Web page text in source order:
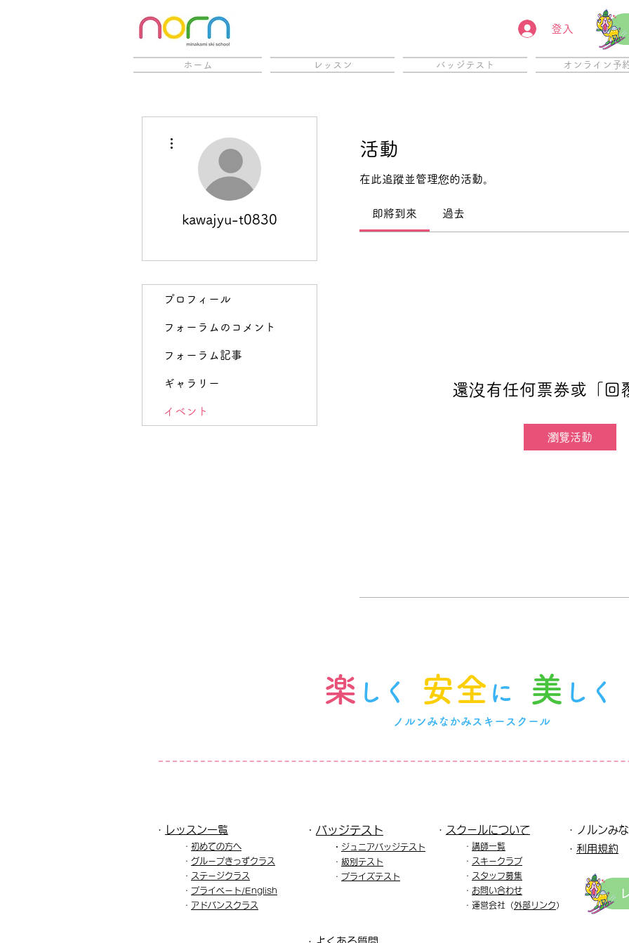
登入
ホーム レッスン バッジテスト オンライン予
活動
在此追蹤並管理您的活動。
即將到來 過去
還沒有任何票券或「回
瀏覽活動
kawajyu-t0830
プロフィール
フォーラムのコメント
フォーラム記事
ギャラリー
イベント
楽 しく 安全 に 美 しく
ノルンみなかみスキースクール
・ レッスン一覧​
・ 初めての方へ
・ グループきっずクラス
・ ステージクラス
・ プライベート/English
​・ アドバンスクラス
・ バッジテスト
・ ジュニアバッジテスト
・ 級別テスト
・ プライズテスト
・ スクールについて
・ 講師一覧
​・ スキークラブ
・ スタッフ募集
・ お問い合わせ
・運営会社（外部リンク）
・ノルンみ
​・ 利用規約